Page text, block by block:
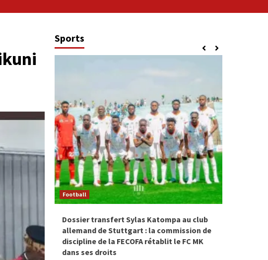
Sports
Football
Dossier transfert Sylas Katompa au club
allemand de Stuttgart : la commission de
discipline de la FECOFA rétablit le FC MK
dans ses droits